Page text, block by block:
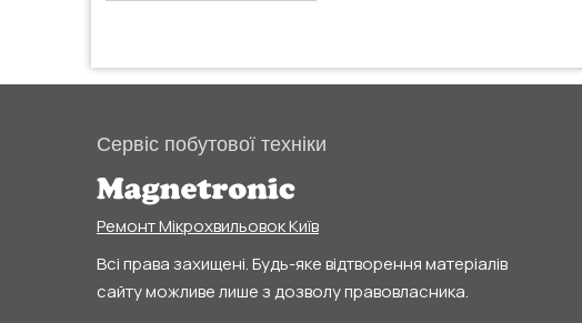
Сервіс побутової техніки
Ремонт Мікрохвильовок Київ
Всі права захищені. Будь-яке відтворення матеріалів
сайту можливе лише з дозволу правовласника.